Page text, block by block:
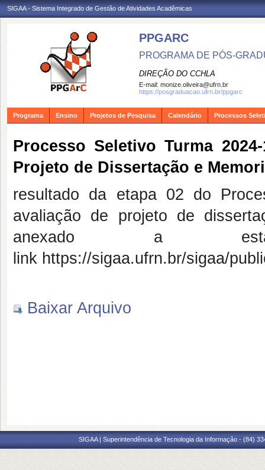
SIGAA - Sistema Integrado de Gestão de Atividades Acadêmicas
PPGARC
PROGRAMA DE PÓS-
DIREÇÃO DO CCHLA
E-mail: monize.oliveira@ufrn.br
https://posgraduacao.ufrn.br/ppgarc
Programa Ensino Projetos de Pesquisa Calendário Processos
Processo Seletivo Turma
Projeto de Dissertação e
resultado da etapa 02 do
avaliação de projeto de
anexado a
link https://sigaa.ufrn.br/sigaa/
Baixar Arquivo
SIGAA | Superintendência de Tecnologia da Informação - (84)